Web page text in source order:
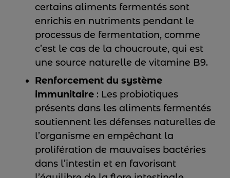
certains aliments fermentés sont
enrichis en nutriments pendant le
processus de fermentation, comme
c’est le cas de la choucroute, qui est
une source naturelle de vitamine B9.
Renforcement du système
immunitaire : Les probiotiques
présents dans les aliments fermentés
soutiennent les défenses naturelles de
l’organisme en empêchant la
prolifération de mauvaises bactéries
dans l’intestin et en favorisant